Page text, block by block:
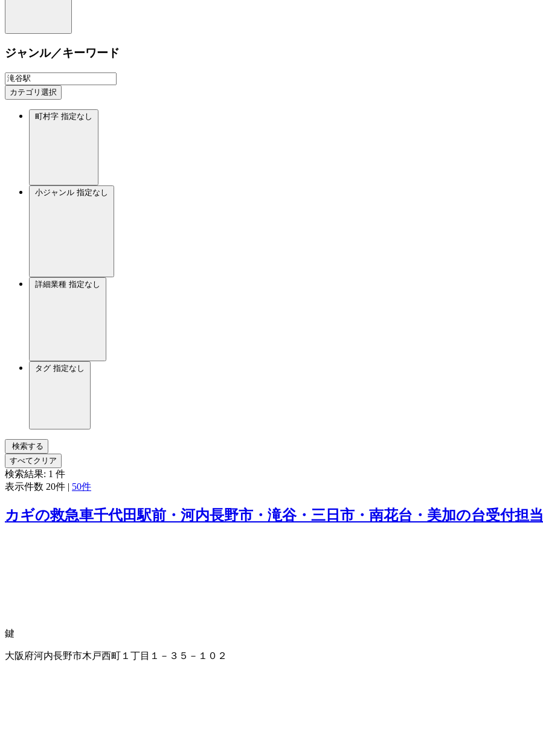
ジャンル／キーワード
カテゴリ選択
町村字 指定なし
小ジャンル 指定なし
詳細業種 指定なし
タグ 指定なし
検索する
すべてクリア
検索結果: 1 件
表示件数 20件 | 50件
カギの救急車千代田駅前・河内長野市・滝谷・三日市・南花台・美加の台受付担当
鍵
大阪府河内長野市木戸西町１丁目１－３５－１０２